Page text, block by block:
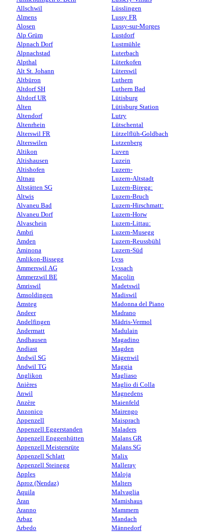
Allschwil
Almens
Alosen
Alp Grüm
Alpnach Dorf
Alpnachstad
Alpthal
Alt St. Johann
Altbüron
Altdorf SH
Altdorf UR
Alten
Altendorf
Altenrhein
Alterswil FR
Alterswilen
Altikon
Altishausen
Altishofen
Altnau
Altstätten SG
Altwis
Alvaneu Bad
Alvaneu Dorf
Alvaschein
Ambrì
Amden
Aminona
Amlikon-Bissegg
Ammerswil AG
Ammerzwil BE
Amriswil
Amsoldingen
Amsteg
Andeer
Andelfingen
Andermatt
Andhausen
Andiast
Andwil SG
Andwil TG
Anglikon
Anières
Anwil
Anzère
Anzonico
Appenzell
Appenzell Eggerstanden
Appenzell Enggenhütten
Appenzell Meistersrüte
Appenzell Schlatt
Appenzell Steinegg
Apples
Aproz (Nendaz)
Aquila
Aran
Aranno
Arbaz
Arbedo
Lüsslingen
Lussy FR
Lussy-sur-Morges
Lustdorf
Lustmühle
Luterbach
Lüterkofen
Lüterswil
Luthern
Luthern Bad
Lütisburg
Lütisburg Station
Lutry
Lütschental
Lützelflüh-Goldbach
Lutzenberg
Luven
Luzein
Luzern-
Luzern-Altstadt
Luzern-Biregg:
Luzern-Bruch
Luzern-Hirschmatt:
Luzern-Horw
Luzern-Littau:
Luzern-Musegg
Luzern-Reussbühl
Luzern-Süd
Lyss
Lyssach
Macolin
Madetswil
Madiswil
Madonna del Piano
Madrano
Mädris-Vermol
Madulain
Magadino
Magden
Mägenwil
Maggia
Magliaso
Maglio di Colla
Magnedens
Maienfeld
Mairengo
Maisprach
Maladers
Malans GR
Malans SG
Malix
Malleray
Maloja
Malters
Malvaglia
Mamishaus
Mammern
Mandach
Männedorf